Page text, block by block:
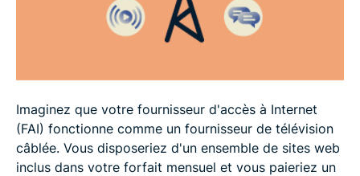
Peut-on améliorer la liberté sur Internet sans
FAQ
Imaginez que votre fournisseur d'accès à Internet
(FAI) fonctionne comme un fournisseur de télévision
câblée. Vous disposeriez d'un ensemble de sites web
inclus dans votre forfait mensuel et vous paieriez un